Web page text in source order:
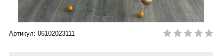
Артикул: 06102023111